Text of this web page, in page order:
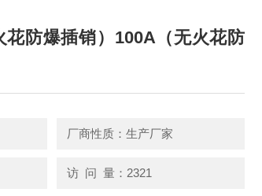
花防爆插销）100A（无火花防
厂商性质：生产厂家
访 问 量：2321